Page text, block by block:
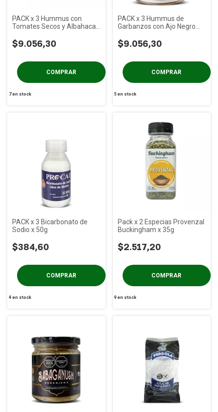
PACK x 3 Hummus con
Tomates Secos y Albahaca
$9.056,30
7en stock
PACK x 3 Hummus de
Garbanzos con Ajo Negro
$9.056,30
5 en stock
PACK x 3 Bicarbonato de
Sodio x 50g
$384,60
4en stock
Pack x 2 Especias Provenzal
Buckingham x 35g
$2.517,20
9 en stock